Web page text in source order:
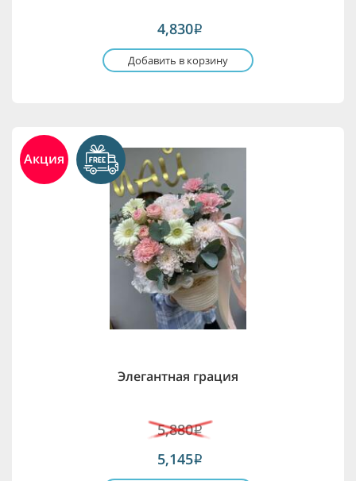
4,830i
Добавить в корзину
Акция
Элегантная грация
5,880i
5,145i